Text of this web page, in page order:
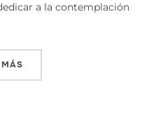
a la contemplación
MÁS